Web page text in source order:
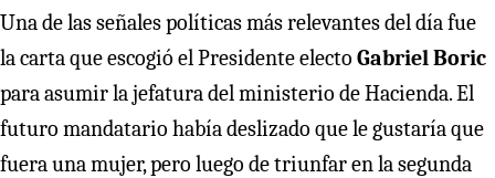
Una de las señales políticas más relevantes del día fue
la carta que escogió el Presidente electo Gabriel Boric
para asumir la jefatura del ministerio de Hacienda. El
futuro mandatario había deslizado que le gustaría que
fuera una mujer, pero luego de triunfar en la segunda